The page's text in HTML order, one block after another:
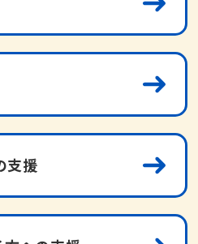
支援